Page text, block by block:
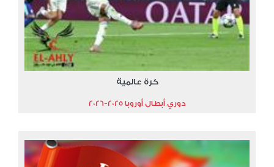
كرة عالمية
دوري أبطال أوروبا 2025-2026